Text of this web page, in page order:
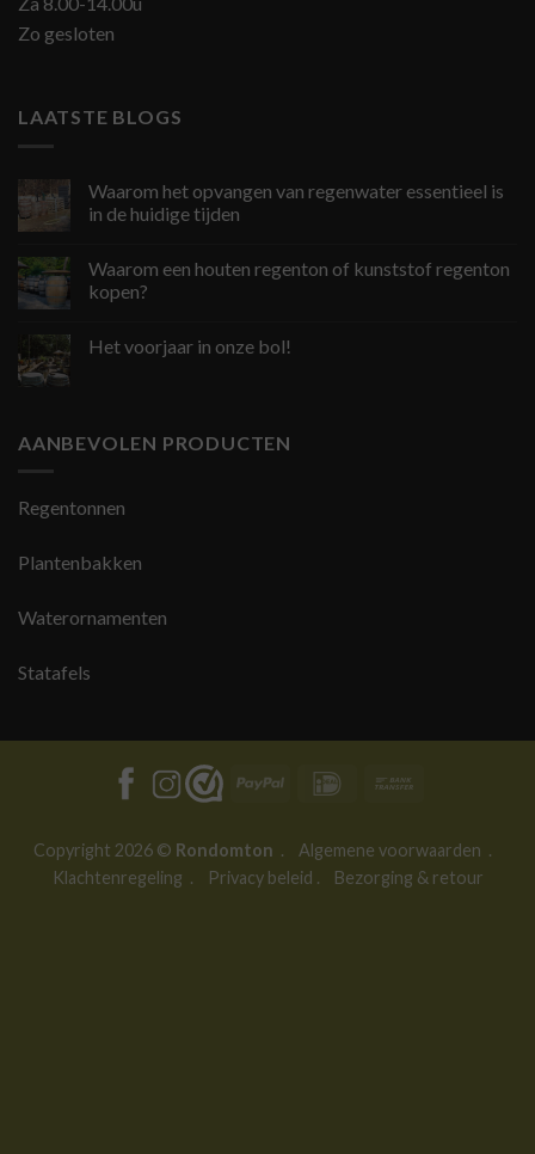
Zo gesloten
LAATSTE BLOGS
Waarom het opvangen van regenwater essentieel is
in de huidige tijden
Waarom een houten regenton of kunststof regenton
kopen?
Het voorjaar in onze bol!
AANBEVOLEN PRODUCTEN
Regentonnen
Plantenbakken
Waterornamenten
Statafels
PayPal IDeal
Copyright 2026 © Rondomton . Algemene voorwaarden .
Klachtenregeling . Privacy beleid . Bezorging & retour